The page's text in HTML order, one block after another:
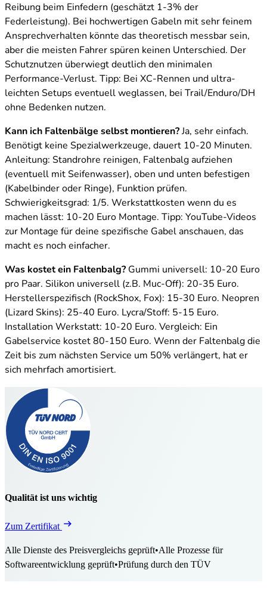
Reibung beim Einfedern (geschätzt 1-3% der
Federleistung). Bei hochwertigen Gabeln mit sehr feinem
Ansprechverhalten könnte das theoretisch messbar sein,
aber die meisten Fahrer spüren keinen Unterschied. Der
Schutznutzen überwiegt deutlich den minimalen
Performance-Verlust. Tipp: Bei XC-Rennen und ultra-
leichten Setups eventuell weglassen, bei Trail/Enduro/DH
ohne Bedenken nutzen.
Kann ich Faltenbälge selbst montieren?Ja, sehr einfach.
Benötigt keine Spezialwerkzeuge, dauert 10-20 Minuten.
Anleitung: Standrohre reinigen, Faltenbalg aufziehen
(eventuell mit Seifenwasser), oben und unten befestigen
(Kabelbinder oder Ringe), Funktion prüfen.
Schwierigkeitsgrad: 1/5. Werkstattkosten wenn du es
machen lässt: 10-20 Euro Montage. Tipp: YouTube-Videos
zur Montage für deine spezifische Gabel anschauen, das
macht es noch einfacher.
Was kostet ein Faltenbalg? Gummi universell: 10-20 Euro
pro Paar. Silikon universell (z.B. Muc-Off): 20-35 Euro.
Herstellerspezifisch (RockShox, Fox): 15-30 Euro. Neopren
(Lizard Skins): 25-40 Euro. Lycra/Stoff: 5-15 Euro.
Installation Werkstatt: 10-20 Euro. Vergleich: Ein
Gabelservice kostet 80-150 Euro. Wenn der Faltenbalg die
Zeit bis zum nächsten Service um 50% verlängert, hat er
sich mehrfach amortisiert.
Qualität ist uns wichtig
Zum Zertifikat
Alle Dienste des Preisvergleichs geprüft•Alle Prozesse für
Softwareentwicklung geprüft•Prüfung durch den TÜV